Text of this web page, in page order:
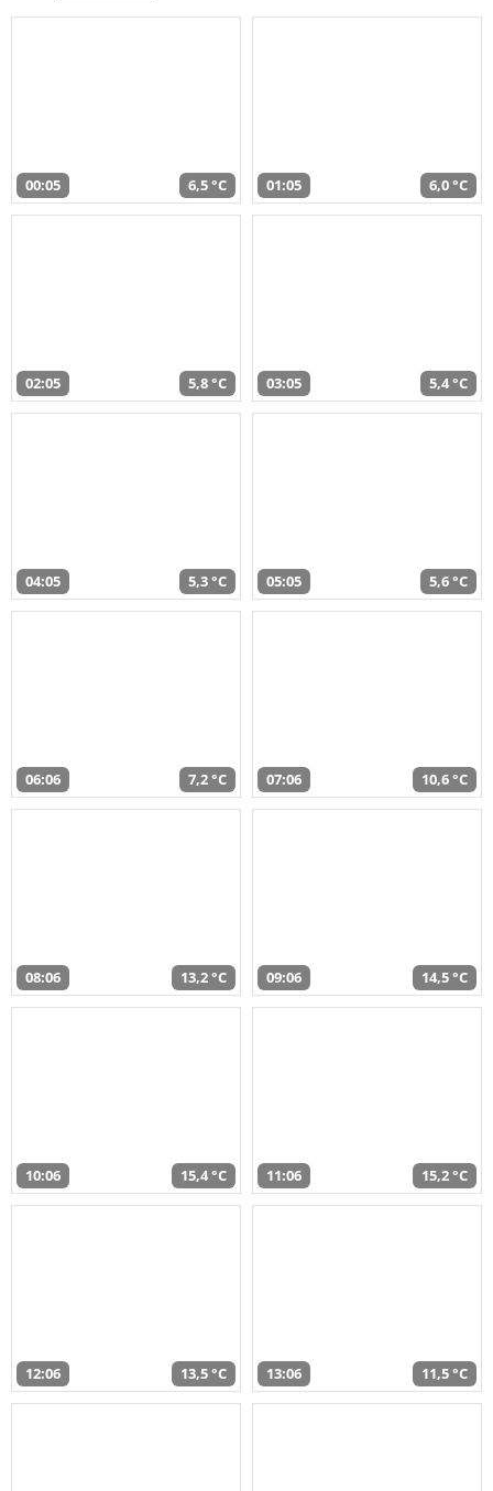
00:05 6,5 °C 01:05 6,0 °C
02:05 5,8 °C 03:05 5,4 °C
04:05 5,3 °C 05:05 5,6 °C
06:06 7,2 °C 07:06 10,6 °C
08:06 13,2 °C 09:06 14,5 °C
10:06 15,4 °C 11:06 15,2 °C
12:06 13,5 °C 13:06 11,5 °C